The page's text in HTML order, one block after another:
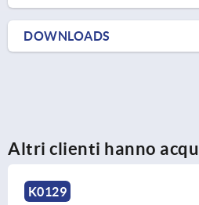
DOWNLOADS
Altri clienti hanno
K0129